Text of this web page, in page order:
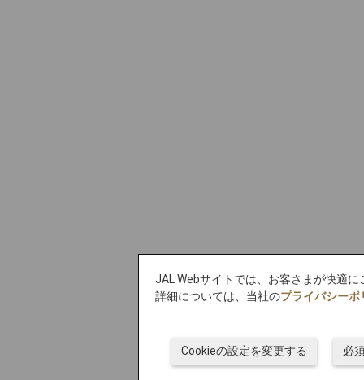
JAL Webサイトでは、お客さまが快適に
詳細については、当社のプライバシーポ
必
Cookieの設定を変更する